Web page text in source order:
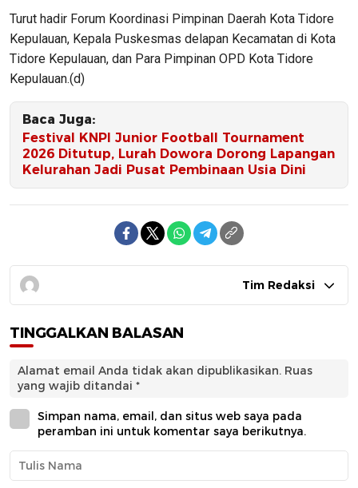
Turut hadir Forum Koordinasi Pimpinan Daerah Kota Tidore
Kepulauan, Kepala Puskesmas delapan Kecamatan di Kota
Tidore Kepulauan, dan Para Pimpinan OPD Kota Tidore
Kepulauan.(d)
Baca Juga:
Festival KNPI Junior Football Tournament
2026 Ditutup, Lurah Dowora Dorong Lapangan
Kelurahan Jadi Pusat Pembinaan Usia Dini
Tim Redaksi
TINGGALKAN BALASAN
Alamat email Anda tidak akan dipublikasikan. Ruas
yang wajib ditandai *
Simpan nama, email, dan situs web saya pada
peramban ini untuk komentar saya berikutnya.